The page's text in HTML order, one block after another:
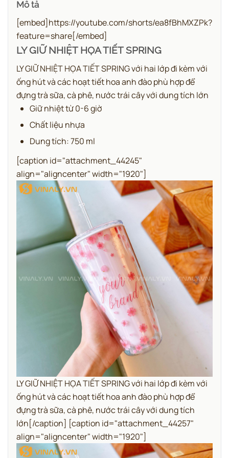
Mô tả
[embed]https://youtube.com/shorts/ea8fBhMXZPk?
feature=share[/embed]
LY GIỮ NHIỆT HỌA TIẾT SPRING
LY GIỮ NHIỆT HỌA TIẾT SPRING với hai lớp đi kèm với
ống hút và các hoạt tiết hoa anh đào phù hợp để
đựng trà sữa, cà phê, nước trái cây với dung tích lớn
Giữ nhiệt từ 0-6 giờ
Chất liệu nhựa
Dung tích: 750 ml
[caption id="attachment_44245"
align="aligncenter" width="1920"]
LY GIỮ NHIỆT HỌA TIẾT SPRING với hai lớp đi kèm với
ống hút và các hoạt tiết hoa anh đào phù hợp để
đựng trà sữa, cà phê, nước trái cây với dung tích
lớn[/caption] [caption id="attachment_44257"
align="aligncenter" width="1920"]